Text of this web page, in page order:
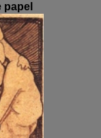
papel